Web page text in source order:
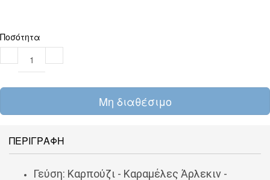
Ποσότητα
Μη διαθέσιμο
ΠΕΡΙΓΡΑΦΗ
Γεύση: Καρπούζι - Καραμέλες Άρλεκιν -